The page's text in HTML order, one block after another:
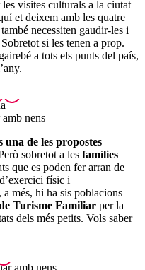
visites culturals a la ciutat
et deixem amb les quatre
necessiten gaudir-les i
si les tenen a prop.
a tots els punts del país,
nens
una de les propostes
sobretot a les famílies
que es poden fer arran de
físic i
, a més, hi ha sis poblacions
Turisme Familiar per la
dels més petits. Vols saber